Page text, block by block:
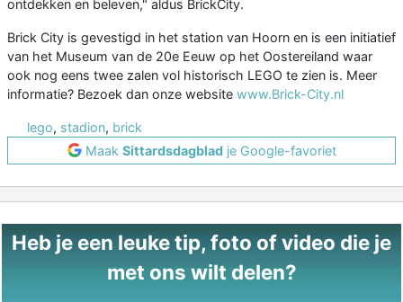
ontdekken en beleven," aldus BrickCity.
Brick City is gevestigd in het station van Hoorn en is een initiatief
van het Museum van de 20e Eeuw op het Oostereiland waar
ook nog eens twee zalen vol historisch LEGO te zien is. Meer
informatie? Bezoek dan onze website www.Brick-City.nl
lego, stadion, brick
Maak Sittardsdagbladje Google-favoriet
Heb je een leuke tip, foto of video die je
met ons wilt delen?